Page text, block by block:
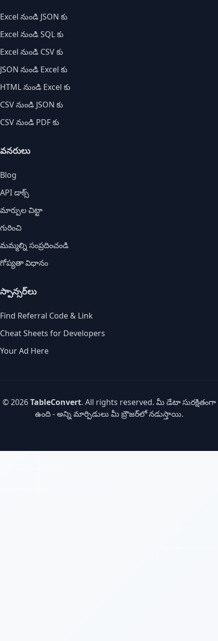
Excel నుండి JSON కు
Excel నుండి SQL కు
Excel నుండి CSV కు
JSON నుండి Excel కు
HTML నుండి Excel కు
CSV నుండి JSON కు
CSV నుండి PDF కు
వనరులు
Blog
API డాక్స్
మార్పుల చిట్టా
గురించి
మమ్మల్ని సంప్రదించండి
గోప్యతా విధానం
స్పాన్సర్‌లు
Find Referral Code & Link
Cheat Sheets for Developers
Your Ad Here
© 2026TableConvert. All rights reserved. మీ డేటా సురక్షితంగా
ఉంది - అన్ని మార్పిడులు మీ బ్రౌజర్‌లో నడుస్తాయి.